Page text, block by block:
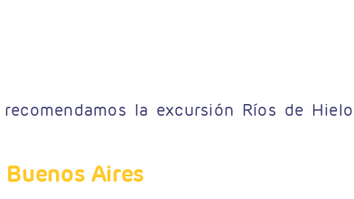
recomendamos la excursión Ríos de Hielo
Aires